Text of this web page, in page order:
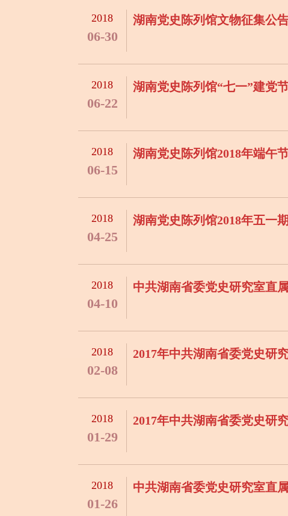
2018
06-30
湖南党史陈列馆文物征集公
2018
06-22
湖南党史陈列馆“七一”建党
2018
06-15
湖南党史陈列馆2018年端午
2018
04-25
湖南党史陈列馆2018年五一
2018
04-10
中共湖南省委党史研究室直
2018
02-08
2017年中共湖南省委党史研
2018
01-29
2017年中共湖南省委党史研
2018
01-26